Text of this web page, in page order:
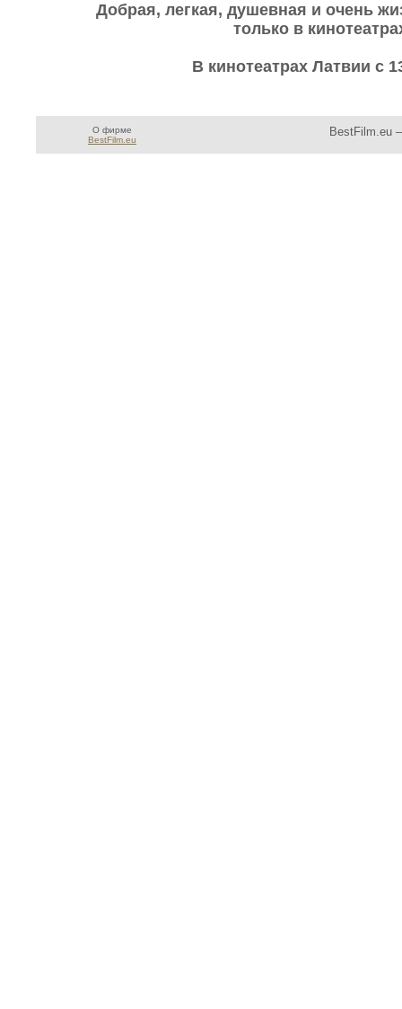
Добрая, легкая, душевная и очень
только в
В кинотеатрах Латвии с
О фирме
BestFilm.eu
BestFilm.eu